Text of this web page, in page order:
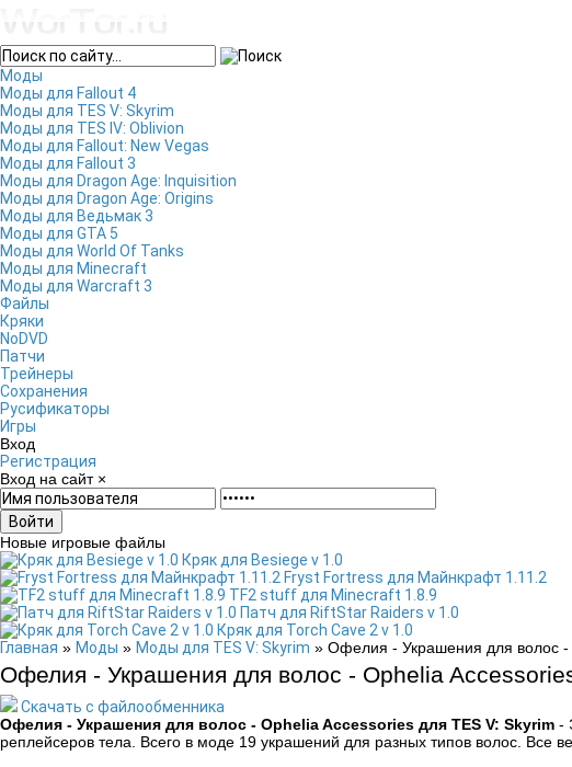
Моды
Моды для Fallout 4
Моды для TES V: Skyrim
Моды для TES IV: Oblivion
Моды для Fallout: New Vegas
Моды для Fallout 3
Моды для Dragon Age: Inquisition
Моды для Dragon Age: Origins
Моды для Ведьмак 3
Моды для GTA 5
Моды для World Of Tanks
Моды для Minecraft
Моды для Warcraft 3
Файлы
Кряки
NoDVD
Патчи
Трейнеры
Сохранения
Русификаторы
Игры
Вход
Регистрация
Вход на сайт ×
Войти
Новые игровые файлы
Кряк для Besiege v 1.0
Fryst Fortress для Майнкрафт 1.11.2
TF2 stuff для Minecraft 1.8.9
Патч для RiftStar Raiders v 1.0
Кряк для Torch Cave 2 v 1.0
Главная » Моды » Моды для TES V: Skyrim » Офелия - Украшения для волос -
Офелия - Украшения для волос - Ophelia
Skyrim
Скачать с файлообменника
Офелия - Украшения для волос - Ophelia Accessories для TES V: Skyrim -
реплейсеров тела. Всего в моде 19 украшений для разных типов волос. Все